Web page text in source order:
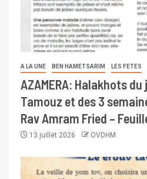
A LA UNE BEN HAMETSARIM LES FETES
AZAMERA: Halakhots du
Tamouz et des 3
Rav Amram Fried –
13 juillet 2026 OVDHM